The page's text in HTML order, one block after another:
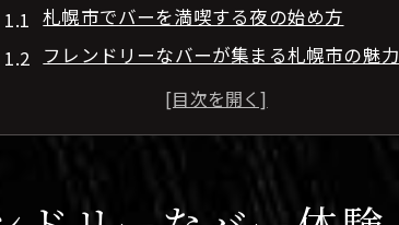
札幌市でバーを満喫する夜の始め方
フレンドリーなバーが集まる札幌市の魅力
北海道札幌市のバーで安心のひとときを
初めてでも入りやすい札幌市のバー案内
居心地重視で選ぶ札幌市のバー巡り方